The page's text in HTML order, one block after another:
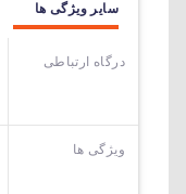
سایر ویژگی ها
درگاه ارتباطی
ویژگی ها